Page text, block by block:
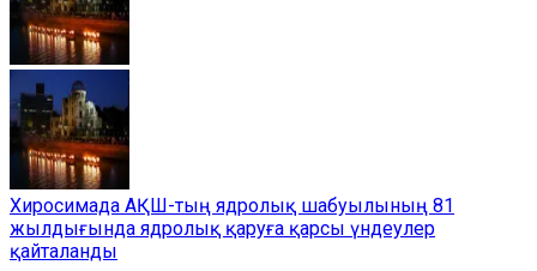
Хиросимада АҚШ-тың ядролық шабуылының 81
жылдығында ядролық қаруға қарсы үндеулер
қайталанды